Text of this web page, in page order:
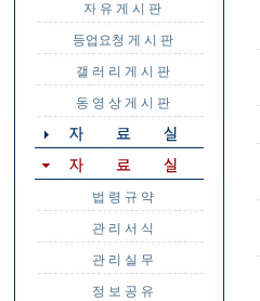
자 유 게 시 판
등업요청 게 시 판
갤 러 리 게 시 판
동 영 상 게 시 판
법 령 규 약
관 리 서 식
관 리 실 무
정 보 공 유